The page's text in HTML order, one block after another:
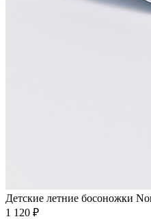
Детские летние босоножки
1 120 ₽